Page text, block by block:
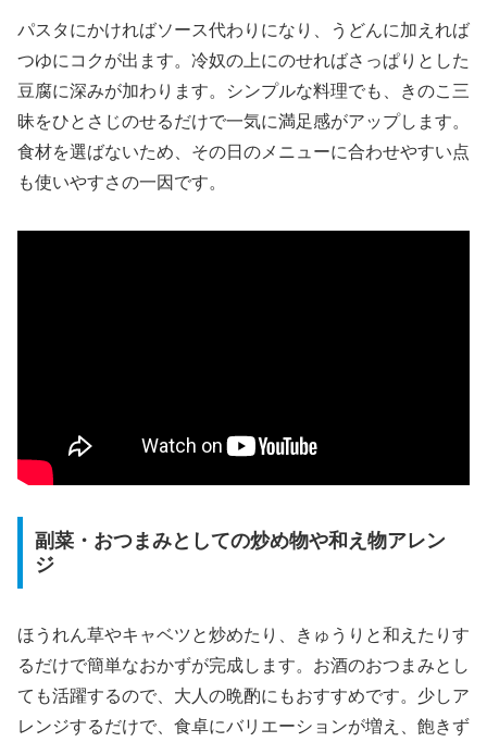
パスタにかければソース代わりになり、うどんに加えれば
つゆにコクが出ます。冷奴の上にのせればさっぱりとした
豆腐に深みが加わります。シンプルな料理でも、きのこ三
昧をひとさじのせるだけで一気に満足感がアップします。
食材を選ばないため、その日のメニューに合わせやすい点
も使いやすさの一因です。
副菜・おつまみとしての炒め物や和え物アレン
ジ
ほうれん草やキャベツと炒めたり、きゅうりと和えたりす
るだけで簡単なおかずが完成します。お酒のおつまみとし
ても活躍するので、大人の晩酌にもおすすめです。少しア
レンジするだけで、食卓にバリエーションが増え、飽きず